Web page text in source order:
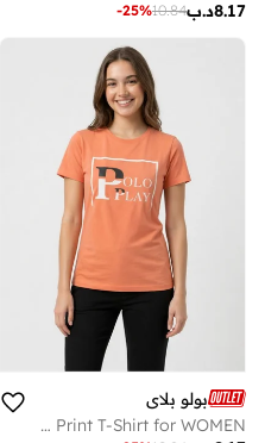
د.ب8.17
10.84
-25%
بولو بلاي
Multipack Graphic Print T-Shirt for WOMEN